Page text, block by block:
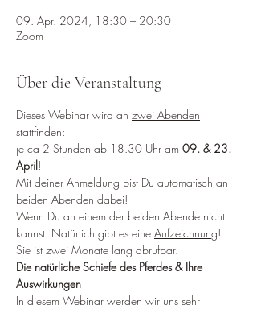
09. Apr. 2024, 18:30 – 20:30
Zoom
Über die Veranstaltung
Dieses Webinar wird an zwei Abenden
stattfinden:
je ca 2 Stunden ab 18.30 Uhr am 09. & 23.
April!
Mit deiner Anmeldung bist Du automatisch an
beiden Abenden dabei!
Wenn Du an einem der beiden Abende nicht
kannst: Natürlich gibt es eine Aufzeichnung!
Sie ist zwei Monate lang abrufbar.
Die natürliche Schiefe des Pferdes & Ihre
Auswirkungen
In diesem Webinar werden wir uns sehr